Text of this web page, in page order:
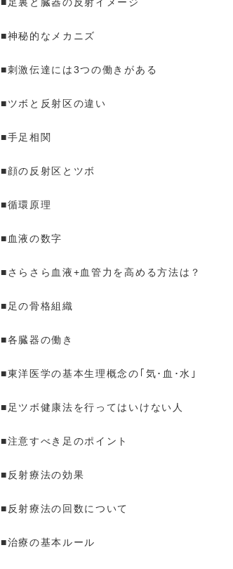
■神秘的なメカニズ
■刺激伝達には3つの働きがある
■ツボと反射区の違い
■手足相関
■顔の反射区とツボ
■循環原理
■血液の数字
■さらさら血液+血管力を高める方法は？
■足の骨格組織
■各臓器の働き
■東洋医学の基本生理概念の｢気･血･水｣
■足ツボ健康法を行ってはいけない人
■注意すべき足のポイント
■反射療法の効果
■反射療法の回数について
■治療の基本ルール